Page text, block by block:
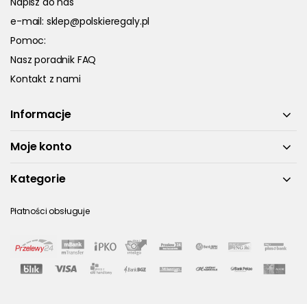
e-mail: sklep@polskieregaly.pl
Pomoc:
Nasz poradnik FAQ
Kontakt z nami
Informacje
Moje konto
Kategorie
Płatności obsługuje